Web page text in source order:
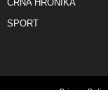
CRNA HRONIKA
SPORT